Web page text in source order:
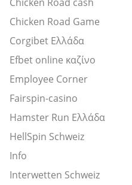
Chicken Road Game
Corgibet Ελλάδα
Efbet online καζίνο
Employee Corner
Fairspin-casino
Hamster Run Ελλάδα
HellSpin Schweiz
Info
Interwetten Schweiz